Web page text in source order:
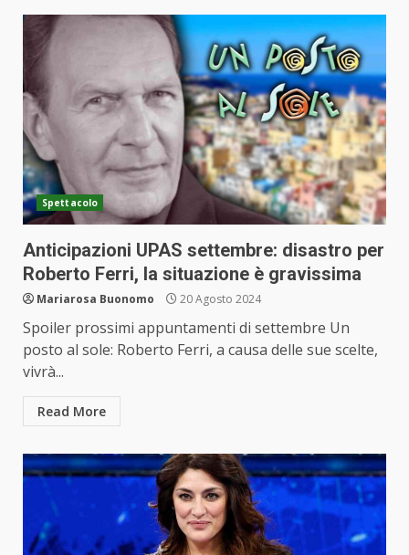
Spettacolo
Anticipazioni UPAS settembre: disastro per
Roberto Ferri, la situazione è gravissima
Mariarosa Buonomo 20 Agosto 2024
Spoiler prossimi appuntamenti di settembre Un
posto al sole: Roberto Ferri, a causa delle sue scelte,
vivrà...
Read More